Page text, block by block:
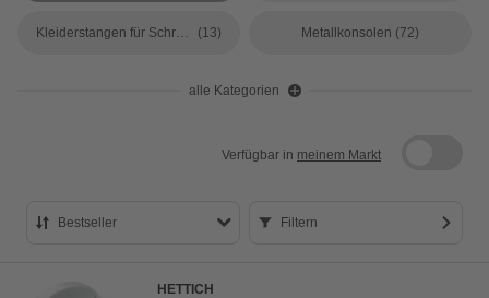
Kleiderstangen für Schränke (13) Metallkonsolen (72)
alle Kategorien
Verfügbar in meinem Markt
Bestseller Filtern
HETTICH